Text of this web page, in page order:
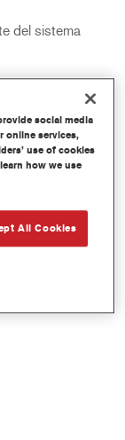
del sistema
del color.
y
de tintes
climáticas
social media
online services,
use of cookies
how we use
All Cookies